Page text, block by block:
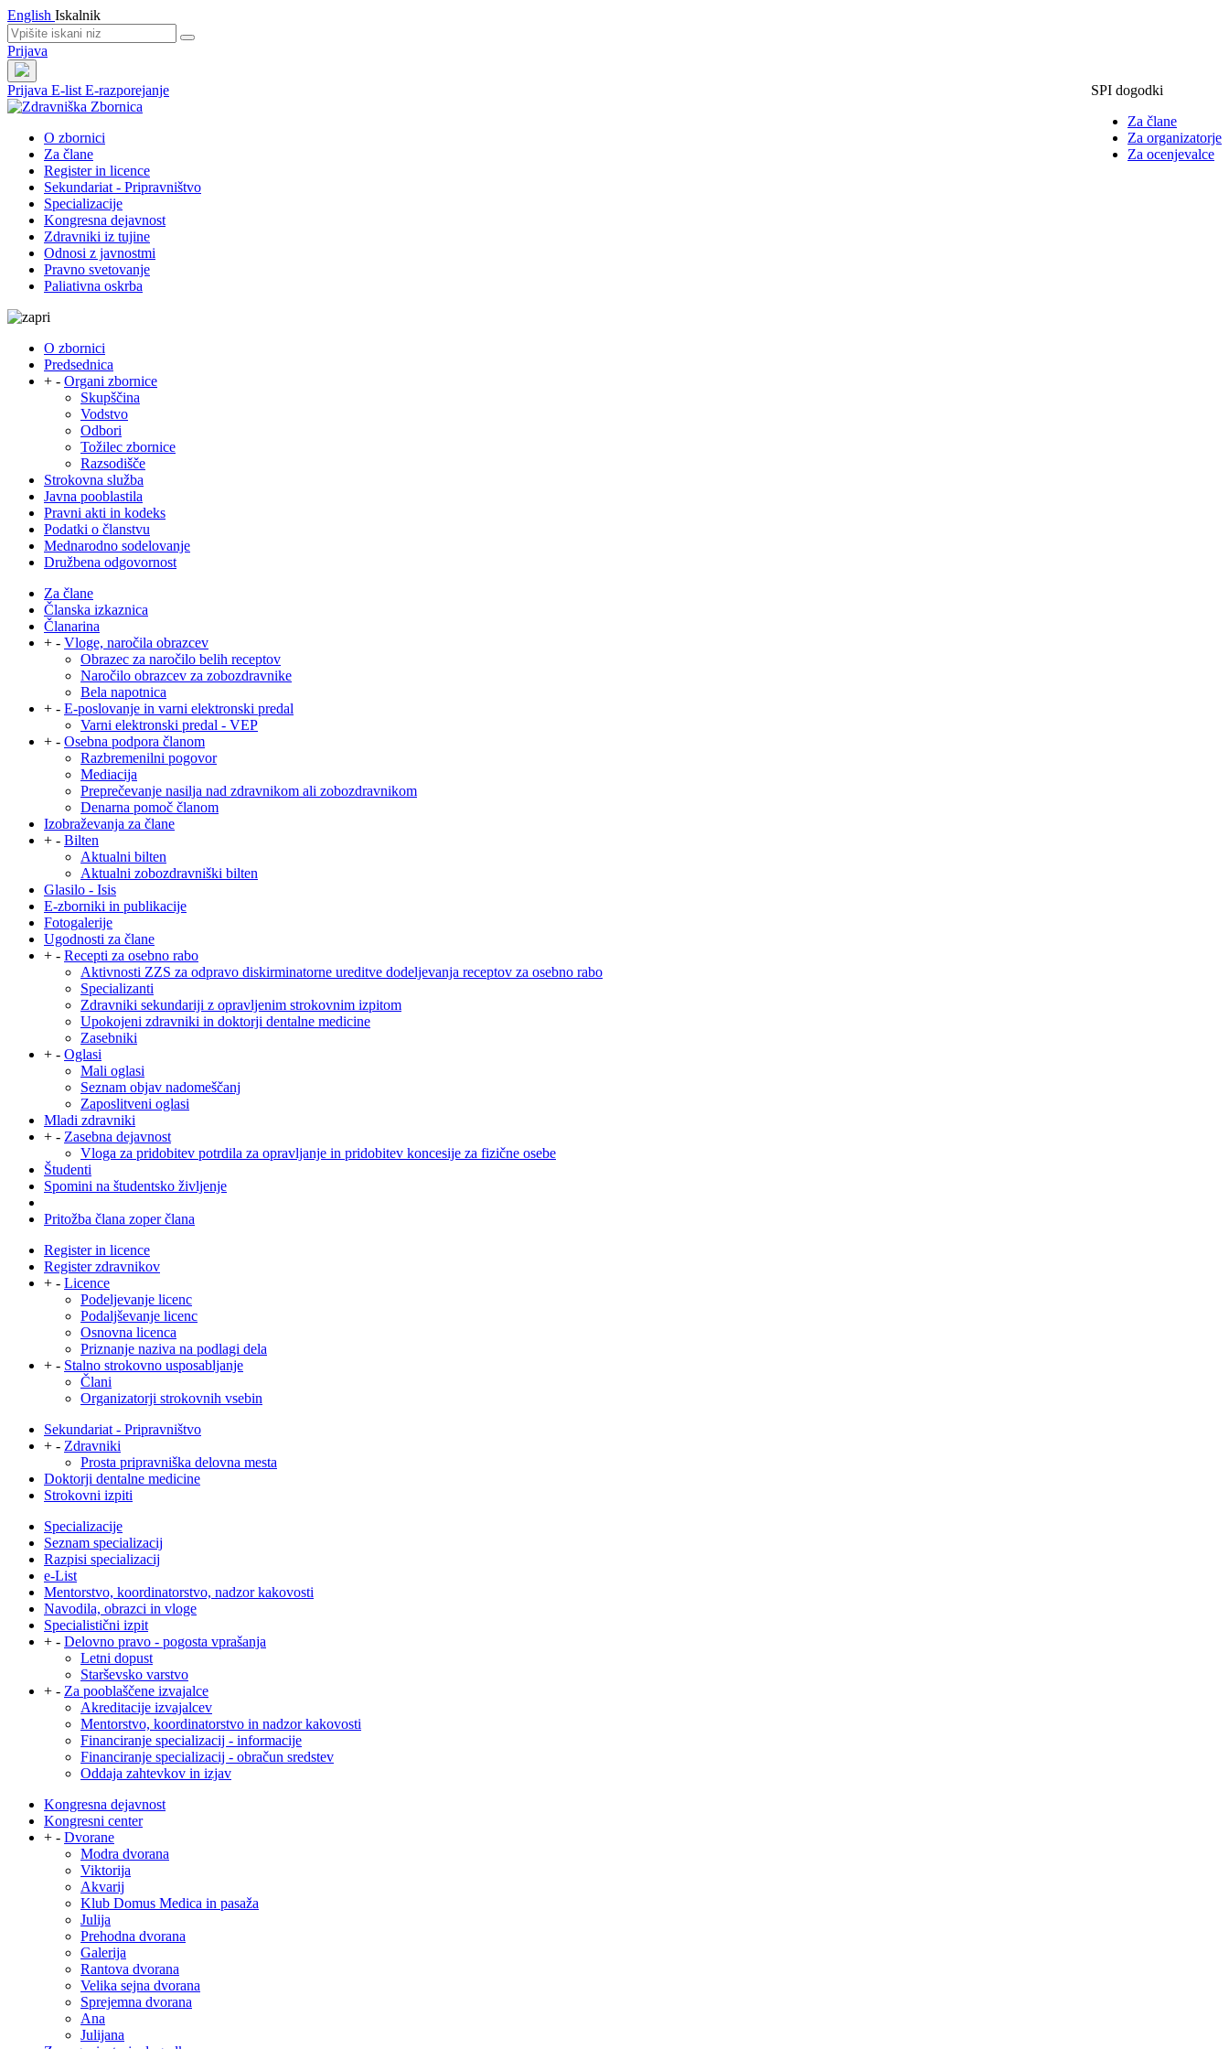
English Iskalnik
Prijava
Prijava
SPI dogodki
Za člane
Za organizatorje
Za ocenjevalce
E-list E-razporejanje
O zbornici
Za člane
Register in licence
Sekundariat - Pripravništvo
Specializacije
Kongresna dejavnost
Zdravniki iz tujine
Odnosi z javnostmi
Pravno svetovanje
Paliativna oskrba
O zbornici
Predsednica
+ - Organi zbornice
Skupščina
Vodstvo
Odbori
Tožilec zbornice
Razsodišče
Strokovna služba
Javna pooblastila
Pravni akti in kodeks
Podatki o članstvu
Mednarodno sodelovanje
Družbena odgovornost
Za člane
Članska izkaznica
Članarina
+ - Vloge, naročila obrazcev
Obrazec za naročilo belih receptov
Naročilo obrazcev za zobozdravnike
Bela napotnica
+ - E-poslovanje in varni elektronski predal
Varni elektronski predal - VEP
+ - Osebna podpora članom
Razbremenilni pogovor
Mediacija
Preprečevanje nasilja nad zdravnikom ali zobozdravnikom
Denarna pomoč članom
Izobraževanja za člane
+ - Bilten
Aktualni bilten
Aktualni zobozdravniški bilten
Glasilo - Isis
E-zborniki in publikacije
Fotogalerije
Ugodnosti za člane
+ - Recepti za osebno rabo
Aktivnosti ZZS za odpravo diskirminatorne ureditve dodeljevanja receptov za osebno rabo
Specializanti
Zdravniki sekundariji z opravljenim strokovnim izpitom
Upokojeni zdravniki in doktorji dentalne medicine
Zasebniki
+ - Oglasi
Mali oglasi
Seznam objav nadomeščanj
Zaposlitveni oglasi
Mladi zdravniki
+ - Zasebna dejavnost
Vloga za pridobitev potrdila za opravljanje in pridobitev koncesije za fizične osebe
Študenti
Spomini na študentsko življenje
Pritožba člana zoper člana
Register in licence
Register zdravnikov
+ - Licence
Podeljevanje licenc
Podaljševanje licenc
Osnovna licenca
Priznanje naziva na podlagi dela
+ - Stalno strokovno usposabljanje
Člani
Organizatorji strokovnih vsebin
Sekundariat - Pripravništvo
+ - Zdravniki
Prosta pripravniška delovna mesta
Doktorji dentalne medicine
Strokovni izpiti
Specializacije
Seznam specializacij
Razpisi specializacij
e-List
Mentorstvo, koordinatorstvo, nadzor kakovosti
Navodila, obrazci in vloge
Specialistični izpit
+ - Delovno pravo - pogosta vprašanja
Letni dopust
Starševsko varstvo
+ - Za pooblaščene izvajalce
Akreditacije izvajalcev
Mentorstvo, koordinatorstvo in nadzor kakovosti
Financiranje specializacij - informacije
Financiranje specializacij - obračun sredstev
Oddaja zahtevkov in izjav
Kongresna dejavnost
Kongresni center
+ - Dvorane
Modra dvorana
Viktorija
Akvarij
Klub Domus Medica in pasaža
Julija
Prehodna dvorana
Galerija
Rantova dvorana
Velika sejna dvorana
Sprejemna dvorana
Ana
Julijana